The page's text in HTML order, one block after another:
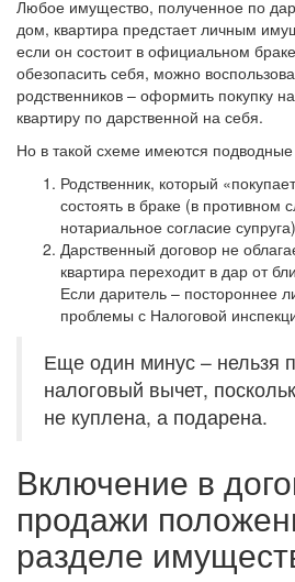
Любое имущество, полученное по
дом, квартира предстает личным
если он состоит в официальном
обезопасить себя, можно
родственников – оформить покупку
квартиру по дарственной на себя.
Но в такой схеме имеются
Родственник, который
состоять в браке (в противном
нотариальное согласие
Дарственный договор не
квартира переходит в дар от
Если даритель – постороннее
проблемы с Налоговой
Еще один минус – нельзя
налоговый вычет,
не куплена, а подарена.
Включение в
продажи
разделе